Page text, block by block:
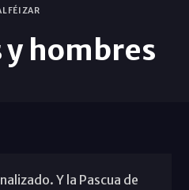
y hombres
Y la Pascua de